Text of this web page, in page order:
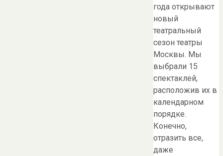
года открывают
новый
театральный
сезон театры
Москвы. Мы
выбрали 15
спектаклей,
расположив их в
календарном
порядке.
Конечно,
отразить все,
даже